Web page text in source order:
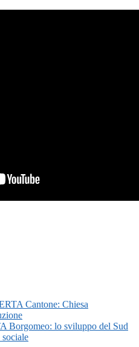
Cantone: Chiesa
Borgomeo: lo sviluppo del Sud
sociale